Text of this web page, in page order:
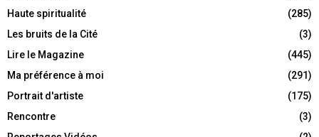
Haute spiritualité
(285)
Les bruits de la Cité
(3)
Lire le Magazine
(445)
Ma préférence à moi
(291)
Portrait d'artiste
(175)
Rencontre
(3)